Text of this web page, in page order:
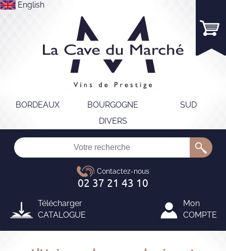
English
BORDEAUX BOURGOGNE
SUD
DIVERS
Télécharger
CATALOGUE
Mon
COMPTE